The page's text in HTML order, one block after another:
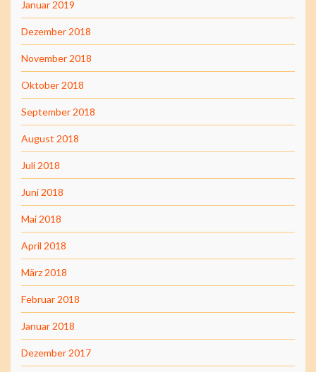
Januar 2019
Dezember 2018
November 2018
Oktober 2018
September 2018
August 2018
Juli 2018
Juni 2018
Mai 2018
April 2018
März 2018
Februar 2018
Januar 2018
Dezember 2017